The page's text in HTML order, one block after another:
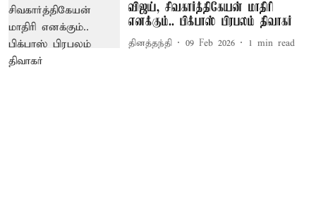
விஜய், சிவகார்த்திகேயன் மாதிரி
எனக்கும்.. பிக்பாஸ் பிரபலம் திவாகர்
தினத்தந்தி 09 Feb 2026 1 min read